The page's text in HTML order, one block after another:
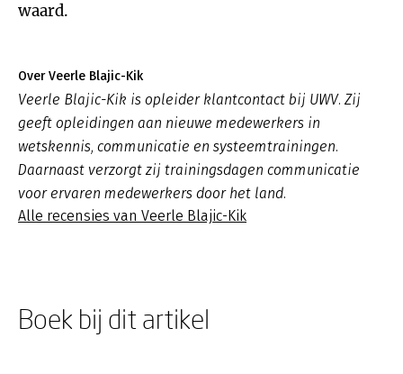
waard.
Over Veerle Blajic-Kik
Veerle Blajic-Kik is opleider klantcontact bij UWV. Zij
geeft opleidingen aan nieuwe medewerkers in
wetskennis, communicatie en systeemtrainingen.
Daarnaast verzorgt zij trainingsdagen communicatie
voor ervaren medewerkers door het land.
Alle recensies van Veerle Blajic-Kik
Boek bij dit artikel